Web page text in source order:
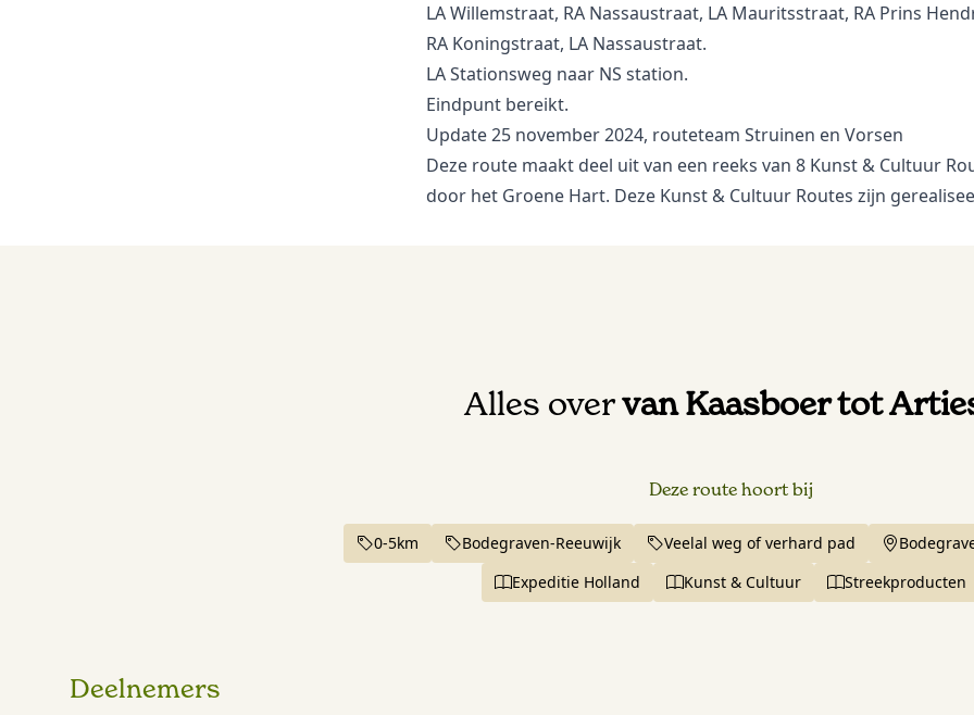
LA Willemstraat, RA Nassaustraat, LA Mauritsstraat, RA Prins
RA Koningstraat, LA Nassaustraat.
LA Stationsweg naar NS station.
Eindpunt bereikt.
Update 25 november 2024, routeteam Struinen en Vorsen
Deze route maakt deel uit van een reeks van 8 Kunst & Cultuur
door het Groene Hart. Deze Kunst & Cultuur Routes zijn
Alles overvan Kaasboer tot
Deze route hoort bij
0-5km Bodegraven-Reeuwijk Veelal weg of verhard pad
Expeditie Holland
Kunst & Cultuur Streekproducten
Deelnemers